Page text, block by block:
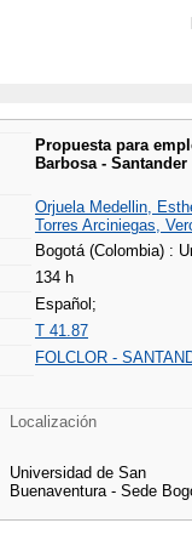
Propuesta para
Barbosa -
Orjuela Medellin,
Torres Arciniegas,
Bogotá (Colombia) :
134 h
Español;
T 41.87
FOLCLOR -
Localización
Universidad de San
Buenaventura - Sede